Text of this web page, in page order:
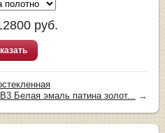
руб.
Белая эмаль патина золот... →